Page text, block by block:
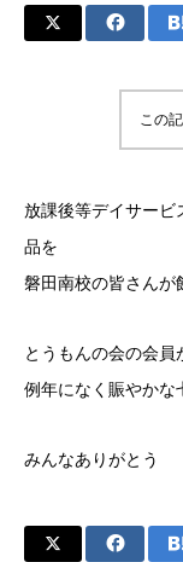
この
放課後等デイサービ
品を
磐田南校の皆さんが
とうもんの会の会
例年になく賑やかな
みんなありがとう